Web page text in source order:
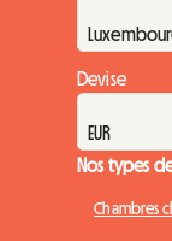
Devise
Nos types
Chambres